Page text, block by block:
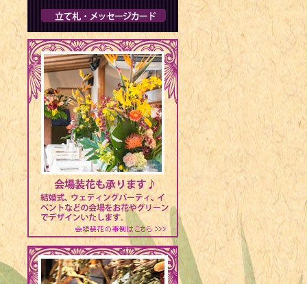
1954年 - 新
1955年 - ロ
1957年 - ボ
1958年 - 辰
1959年 - 米
1960年 - 森
1962年 - ミ
1963年 - ケ
1965年 - 梶
ー
1965年 - 古
1965年 - 津